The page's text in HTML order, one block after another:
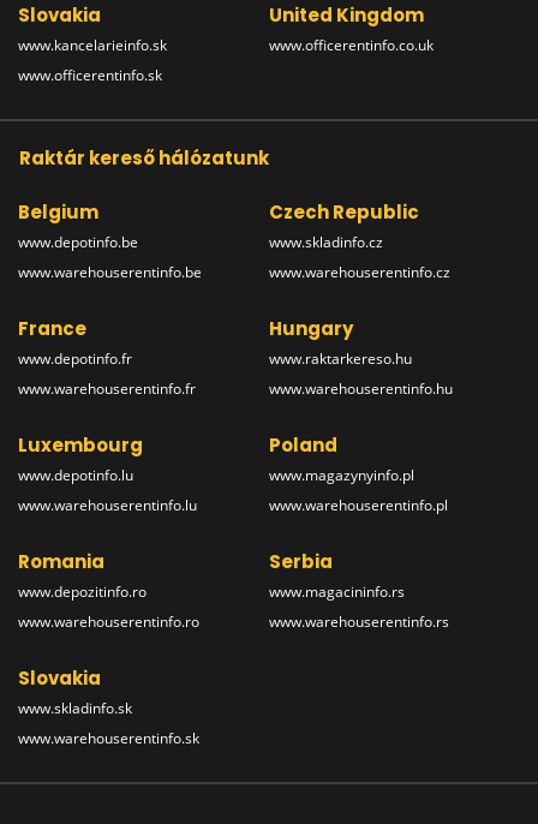
Slovakia
www.kancelarieinfo.sk
www.officerentinfo.sk
United Kingdom
www.officerentinfo.co.uk
Raktár kereső hálózatunk
Belgium
www.depotinfo.be
www.warehouserentinfo.be
Czech Republic
www.skladinfo.cz
www.warehouserentinfo.cz
France
www.depotinfo.fr
www.warehouserentinfo.fr
Hungary
www.raktarkereso.hu
www.warehouserentinfo.hu
Luxembourg
www.depotinfo.lu
www.warehouserentinfo.lu
Poland
www.magazynyinfo.pl
www.warehouserentinfo.pl
Romania
www.depozitinfo.ro
www.warehouserentinfo.ro
Serbia
www.magacininfo.rs
www.warehouserentinfo.rs
Slovakia
www.skladinfo.sk
www.warehouserentinfo.sk